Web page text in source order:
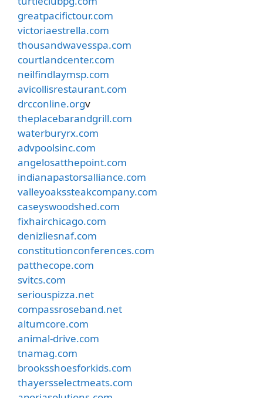
greatpacifictour.com
victoriaestrella.com
thousandwavesspa.com
courtlandcenter.com
neilfindlaymsp.com
avicollisrestaurant.com
drcconline.orgv
theplacebarandgrill.com
waterburyrx.com
advpoolsinc.com
angelosatthepoint.com
indianapastorsalliance.com
valleyoakssteakcompany.com
caseyswoodshed.com
fixhairchicago.com
denizliesnaf.com
constitutionconferences.com
patthecope.com
svitcs.com
seriouspizza.net
compassroseband.net
altumcore.com
animal-drive.com
tnamag.com
brooksshoesforkids.com
thayersselectmeats.com